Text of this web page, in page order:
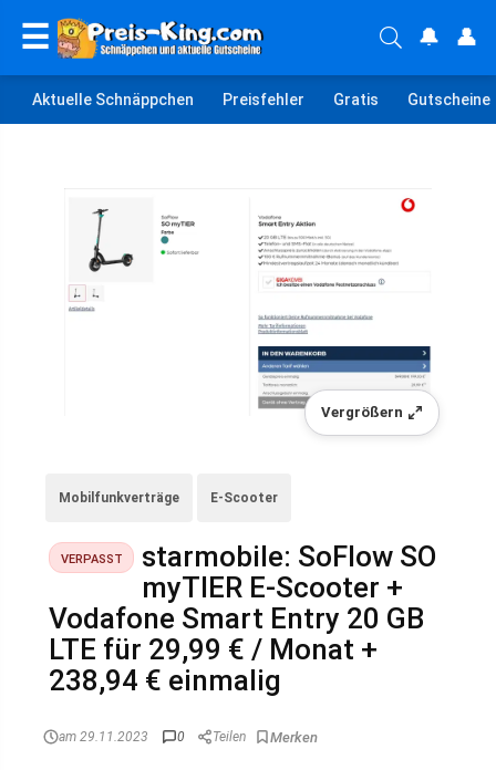
☰ 🔔 👤
Aktuelle Schnäppchen Preisfehler Gratis Gutscheine
Vergrößern
Mobilfunkverträge E-Scooter
VERPASST
starmobile: SoFlow SO
myTIER E-Scooter +
Vodafone Smart Entry 20 GB
LTE für 29,99 € / Monat +
238,94 € einmalig
am 29.11.2023 0 Teilen